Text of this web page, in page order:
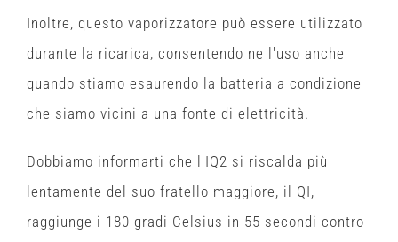
Inoltre, questo vaporizzatore può essere utilizzato
durante la ricarica, consentendo ne l'uso anche
quando stiamo esaurendo la batteria a condizione
che siamo vicini a una fonte di elettricità.
Dobbiamo informarti che l'IQ2 si riscalda più
lentamente del suo fratello maggiore, il QI,
raggiunge i 180 gradi Celsius in 55 secondi contro